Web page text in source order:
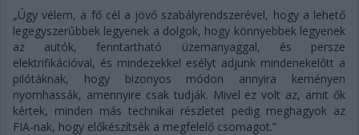
„Úgy vélem, a fő cél a jövő szabályrendszerével, hogy a lehető
legegyszerűbbek legyenek a dolgok, hogy könnyebbek legyenek
az autók, fenntartható üzemanyaggal, és persze
elektrifikációval, és mindezekkel esélyt adjunk mindenekelőtt a
pilótáknak, hogy bizonyos módon annyira keményen
nyomhassák, amennyire csak tudják. Mivel ez volt az, amit ők
kértek, minden más technikai részletet pedig meghagyok az
FIA-nak, hogy előkészítsék a megfelelő csomagot.”